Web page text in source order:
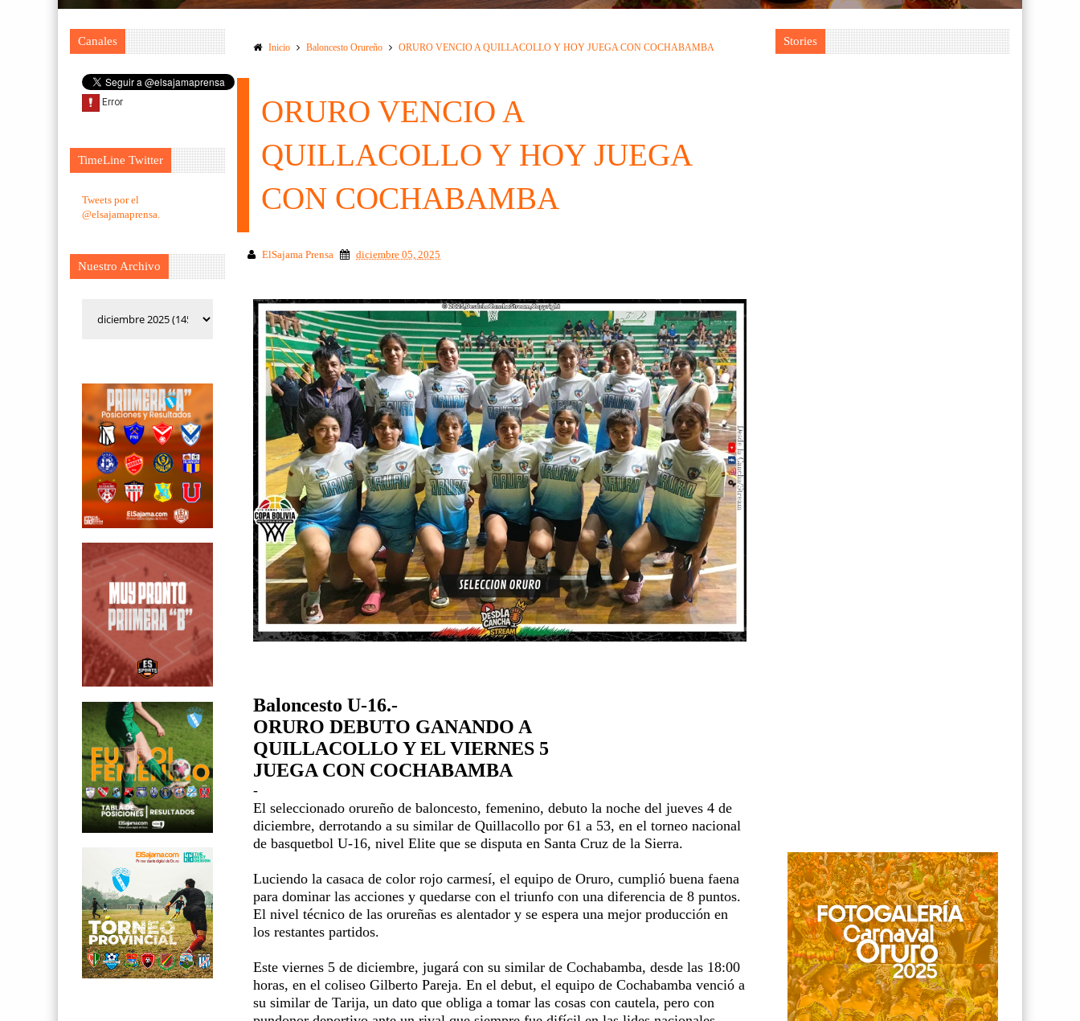
Canales
TimeLine Twitter
Tweets por el
@elsajamaprensa.
Nuestro Archivo
Inicio Baloncesto Orureño ORURO VENCIO A QUILLACOLLO Y HOY JUEGA CON COCHABAMBA
ORURO VENCIO A
QUILLACOLLO Y HOY JUEGA
CON COCHABAMBA
ElSajama Prensa diciembre 05, 2025
Baloncesto U-16.-
ORURO DEBUTO GANANDO A
QUILLACOLLO Y EL VIERNES 5
JUEGA CON COCHABAMBA
-
El seleccionado orureño de baloncesto, femenino, debuto la noche del jueves 4 de
diciembre, derrotando a su similar de Quillacollo por 61 a 53, en el torneo nacional
de basquetbol U-16, nivel Elite que se disputa en Santa Cruz de la Sierra.
Luciendo la casaca de color rojo carmesí, el equipo de Oruro, cumplió buena faena
para dominar las acciones y quedarse con el triunfo con una diferencia de 8 puntos.
El nivel técnico de las orureñas es alentador y se espera una mejor producción en
los restantes partidos.
Este viernes 5 de diciembre, jugará con su similar de Cochabamba, desde las 18:00
horas, en el coliseo Gilberto Pareja. En el debut, el equipo de Cochabamba venció a
su similar de Tarija, un dato que obliga a tomar las cosas con cautela, pero con
Stories